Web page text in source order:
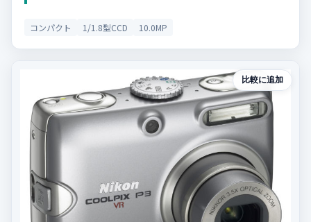
コンパクト 1/1.8型CCD 10.0MP
比較に追加